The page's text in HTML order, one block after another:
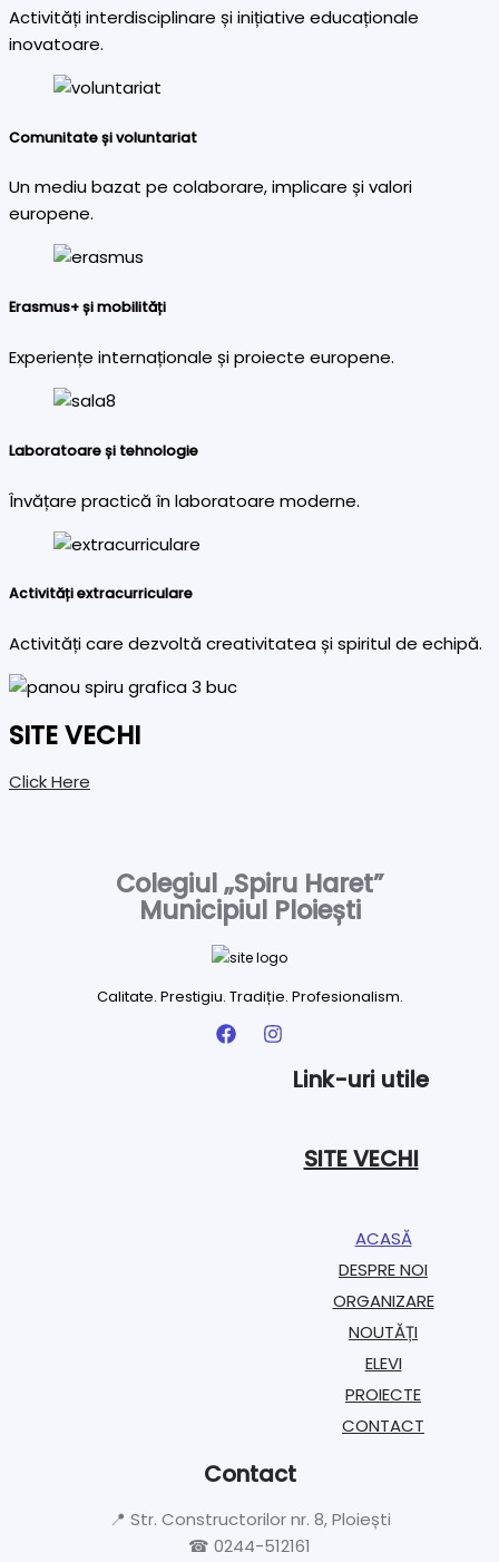
Activități interdisciplinare și inițiative educaționale
inovatoare.
Comunitate și voluntariat
Un mediu bazat pe colaborare, implicare și valori
europene.
Erasmus+ și mobilități
Experiențe internaționale și proiecte europene.
Laboratoare și tehnologie
Învățare practică în laboratoare moderne.
Activități extracurriculare
Activități care dezvoltă creativitatea și spiritul de echipă.
SITE VECHI
Click Here
Colegiul „Spiru Haret”
Municipiul Ploiești
Calitate. Prestigiu. Tradiție. Profesionalism.
Link-uri utile
SITE VECHI
ACASĂ
DESPRE NOI
ORGANIZARE​
NOUTĂȚI
ELEVI
PROIECTE​
CONTACT
Contact
📍 Str. Constructorilor nr. 8, Ploiești
☎ 0244-512161